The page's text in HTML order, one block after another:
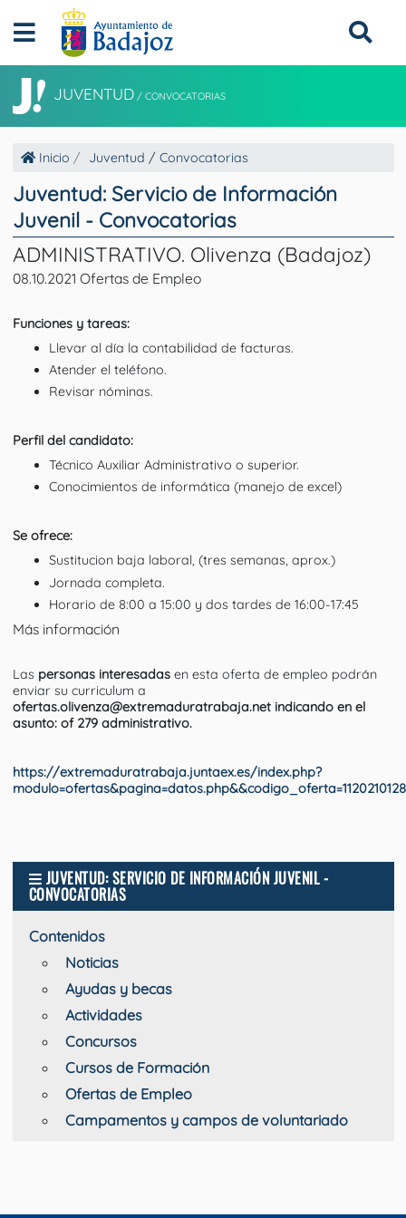
JUVENTUD / CONVOCATORIAS
Inicio Juventud / Convocatorias
Juventud: Servicio de Información
Juvenil - Convocatorias
ADMINISTRATIVO. Olivenza (Badajoz)
08.10.2021 Ofertas de Empleo
Funciones y tareas:
Llevar al día la contabilidad de facturas.
Atender el teléfono.
Revisar nóminas.
Perfil del candidato:
Técnico Auxiliar Administrativo o superior.
Conocimientos de informática (manejo de excel)
Se ofrece:
Sustitucion baja laboral, (tres semanas, aprox.)
Jornada completa.
Horario de 8:00 a 15:00 y dos tardes de 16:00-17:45
Más información
Las personas interesadasen esta oferta de empleo podrán
enviar su curriculum a
ofertas.olivenza@extremaduratrabaja.net indicando en el
asunto: of 279 administrativo.
https://extremaduratrabaja.juntaex.es/index.php?
JUVENTUD: SERVICIO DE INFORMACIÓN JUVENIL -
CONVOCATORIAS
Contenidos
Noticias
Ayudas y becas
Actividades
Concursos
Cursos de Formación
Ofertas de Empleo
Campamentos y campos de voluntariado